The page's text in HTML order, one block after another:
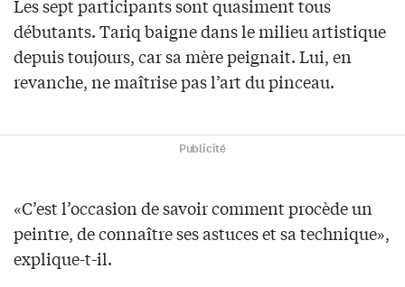
Les sept participants sont quasiment tous
débutants. Tariq baigne dans le milieu artistique
depuis toujours, car sa mère peignait. Lui, en
revanche, ne maîtrise pas l’art du pinceau.
Publicité
«C’est l’occasion de savoir comment procède un
peintre, de connaître ses astuces et sa technique»,
explique-t-il.